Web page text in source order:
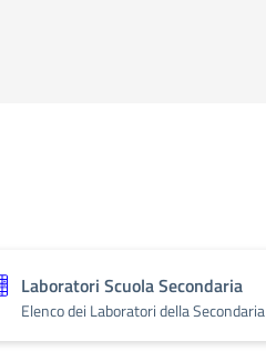
Laboratori Scuola Secondaria
Elenco dei Laboratori della Secondaria